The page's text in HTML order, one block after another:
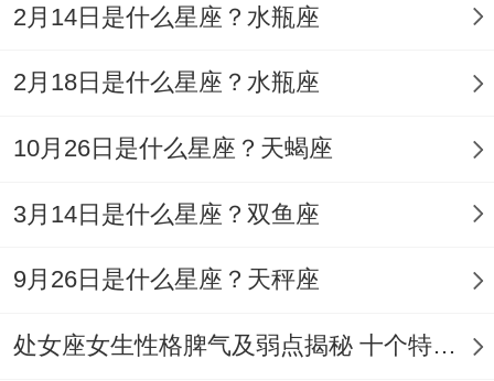
你过往努力埋下的种子。
泡澡时不妨在浴缸里撒把海盐，让温热的水
日程，说不定会发现某个被遗忘的重要纪念
日，及时补救还来得及！
都像多米诺骨牌，正在引发属于你的连锁奇
迹.
2月14日是什么星座？水瓶座
2月18日是什么星座？水瓶座
10月26日是什么星座？天蝎座
3月14日是什么星座？双鱼座
9月26日是什么星座？天秤座
处女座女生性格脾气及弱点揭秘 十个特点惊人！